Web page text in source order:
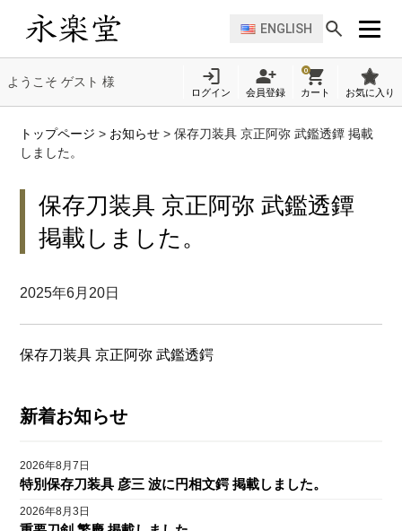
ENGLISH
ようこそ ゲスト 様
ログイン 会員登録
0
カート お気に入り
トップページ > お知らせ >保存刀装具 京正阿弥 武鑑透鐔 掲載
しました。
保存刀装具 京正阿弥 武鑑透鐔
掲載しました。
2025年6月20日
保存刀装具 京正阿弥 武鑑透鍔
新着お知らせ
2026年8月7日
特別保存刀装具 彦三 波に円相文鍔 掲載しました。
2026年8月3日